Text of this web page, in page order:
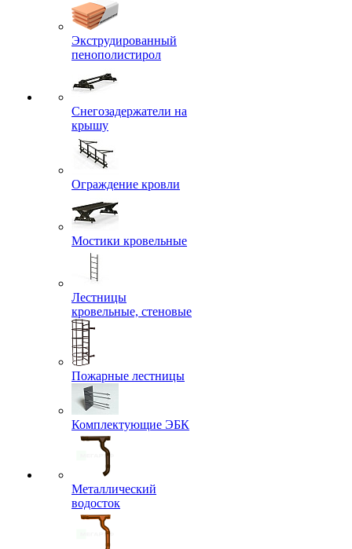
Экструдированный
пенополистирол
Снегозадержатели на
крышу
Ограждение кровли
Мостики кровельные
Лестницы
кровельные, стеновые
Пожарные лестницы
Комплектующие ЭБК
Металлический
водосток